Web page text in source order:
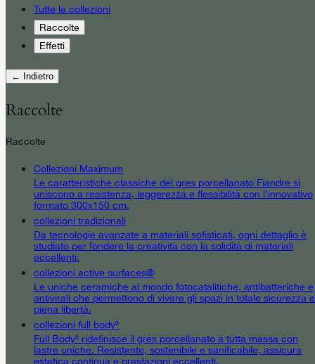
Tutte le collezioni
Raccolte
Effetti
← Indietro
Raccolte
Raccolte
Collezioni Maximum
Le caratteristiche classiche del gres porcellanato Fiandre si
uniscono a resistenza, leggerezza e flessibilità con l’innovativo
formato 300x150 cm.
collezioni tradizionali
Da tecnologie avanzate a materiali sofisticati, ogni dettaglio è
studiato per fondere la creatività con la solidità di materiali
eccellenti.
collezioni active surfaces®
Le uniche ceramiche al mondo fotocatalitiche, antibatteriche e
antivirali che permettono di vivere gli spazi in totale sicurezza e
piena libertà.
collezioni full body³
Full Body³ ridefinisce il gres porcellanato a tutta massa con
lastre uniche. Resistente, sostenibile e sanificabile, assicura
estetica continua e prestazioni eccellenti.